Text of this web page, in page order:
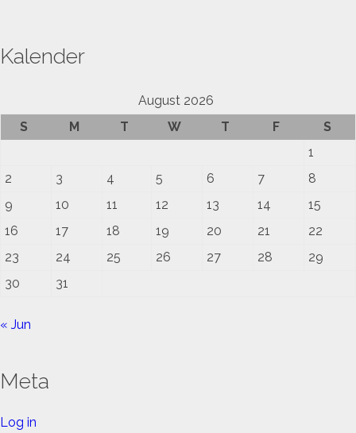
Kalender
August 2026
S
M T W T F
S
1
2
3 4 5 6 7
8
9
10 11 12 13 14
15
16
17 18 19 20 21
22
23
24 25 26 27 28
29
30
31
« Jun
Meta
Log in